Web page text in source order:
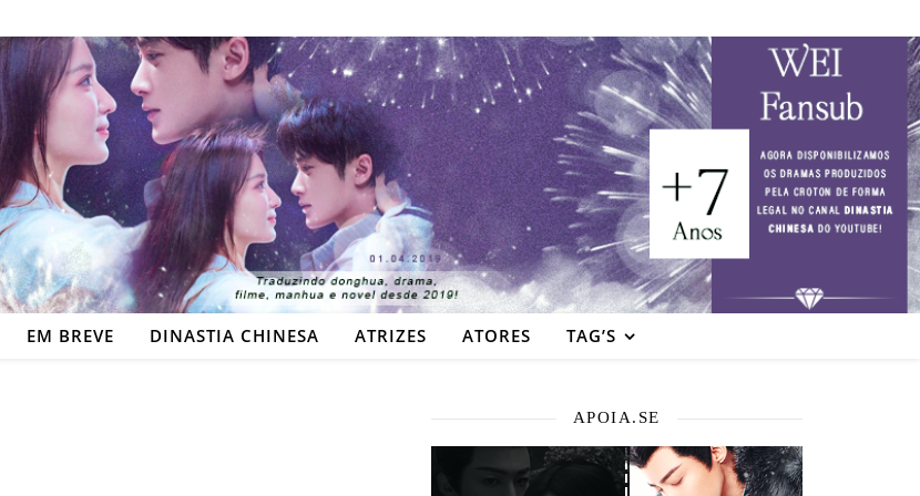
EM BREVE DINASTIA CHINESA ATRIZES ATORES TAG’S
APOIA.SE